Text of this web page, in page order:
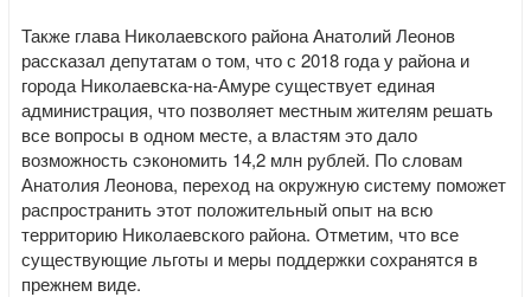
Также глава Николаевского района Анатолий Леонов
рассказал депутатам о том, что с 2018 года у района и
города Николаевска-на-Амуре существует единая
администрация, что позволяет местным жителям решать
все вопросы в одном месте, а властям это дало
возможность сэкономить 14,2 млн рублей. По словам
Анатолия Леонова, переход на окружную систему поможет
распространить этот положительный опыт на всю
территорию Николаевского района. Отметим, что все
существующие льготы и меры поддержки сохранятся в
прежнем виде.